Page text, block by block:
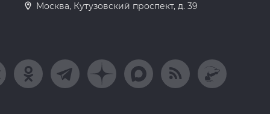
Москва, Кутузовский проспект, д. 39